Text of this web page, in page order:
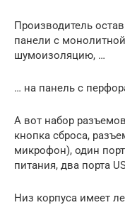
Производитель
панели с
шумоизоляцию, …
… на панель с
А вот набор
кнопка сброса,
микрофон), один порт
питания, два порта
Низ корпуса имеет